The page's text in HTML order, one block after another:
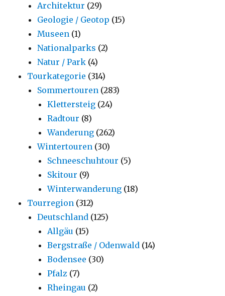
Architektur (29)
Geologie / Geotop (15)
Museen (1)
Nationalparks (2)
Natur / Park (4)
Tourkategorie (314)
Sommertouren (283)
Klettersteig (24)
Radtour (8)
Wanderung (262)
Wintertouren (30)
Schneeschuhtour (5)
Skitour (9)
Winterwanderung (18)
Tourregion (312)
Deutschland (125)
Allgäu (15)
Bergstraße / Odenwald (14)
Bodensee (30)
Pfalz (7)
Rheingau (2)